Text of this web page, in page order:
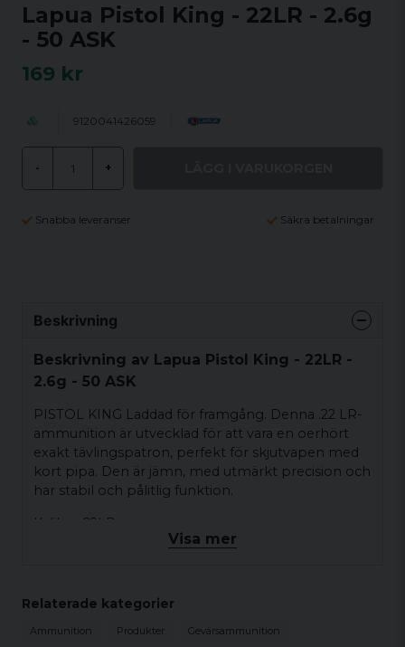
Lapua Pistol King - 22LR - 2.6g
- 50 ASK
169 kr
9120041426059
- +
Snabba leveranser Säkra betalningar
Beskrivning
Beskrivning av Lapua Pistol King - 22LR -
2.6g - 50 ASK
PISTOL KING Laddad för framgång. Denna .22 LR-
ammunition är utvecklad för att vara en oerhört
exakt tävlingspatron, perfekt för skjutvapen med
kort pipa. Den är jämn, med utmärkt precision och
har stabil och pålitlig funktion.
Kaliber 22LR
Visa mer
Relaterade kategorier
Ammunition Produkter Gevärsammunition